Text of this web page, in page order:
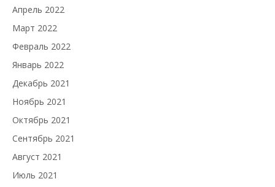
Апрель 2022
Март 2022
Февраль 2022
Январь 2022
Декабрь 2021
Ноябрь 2021
Октябрь 2021
Сентябрь 2021
Август 2021
Июль 2021